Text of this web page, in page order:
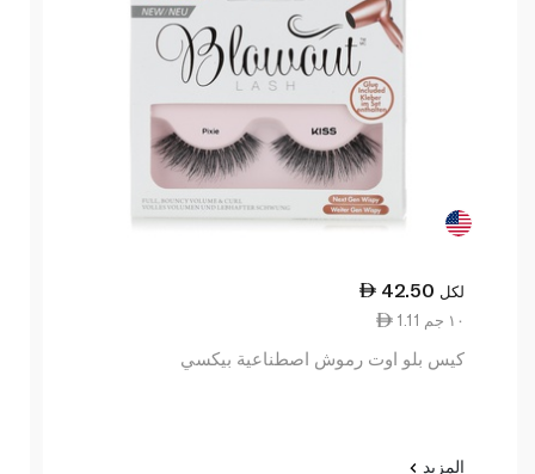
42.50 لكل
1.11 ١٠ جم
كيس بلو اوت رموش اصطناعية بيكسي
المزيد